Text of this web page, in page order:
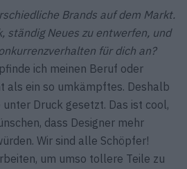
Brands auf dem Markt.
ständig Neues zu entwerfen, und
für dich an?
ich meinen Beruf oder
als ein so umkämpftes. Deshalb
Druck gesetzt. Das ist cool,
dass Designer mehr
Wir sind alle Schöpfer!
um umso tollere Teile zu